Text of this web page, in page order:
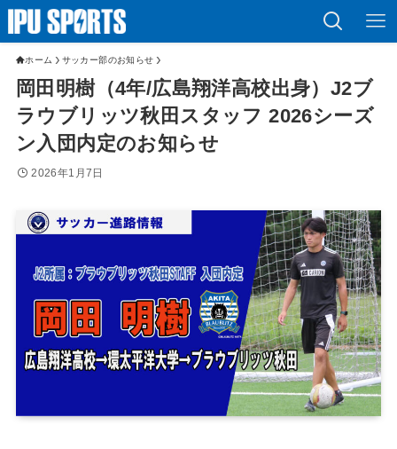
ホーム サッカー部のお知らせ
岡田明樹（4年/広島翔洋高校出身）J2ブ
ラウブリッツ秋田スタッフ 2026シーズ
ン入団内定のお知らせ
2026年1月7日